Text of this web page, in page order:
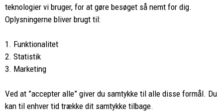
teknologier vi bruger, for at gøre besøget så nemt for dig.
Oplysningerne bliver brugt til:
1. Funktionalitet
2. Statistik
3. Marketing
Ved at ”accepter alle” giver du samtykke til alle disse formål. Du
kan til enhver tid trække dit samtykke tilbage.
8662 2113
Vi glæder os til at se dig